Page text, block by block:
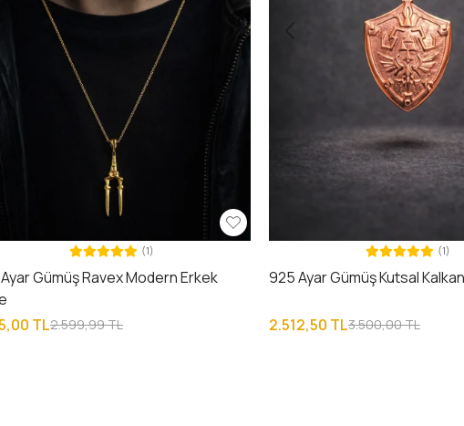
(1)
Gümüş Ravex Modern Erkek
TL2.599,99 TL
(1)
925 Ayar Gümüş Kutsal
2.512,50 TL3.500,00 TL